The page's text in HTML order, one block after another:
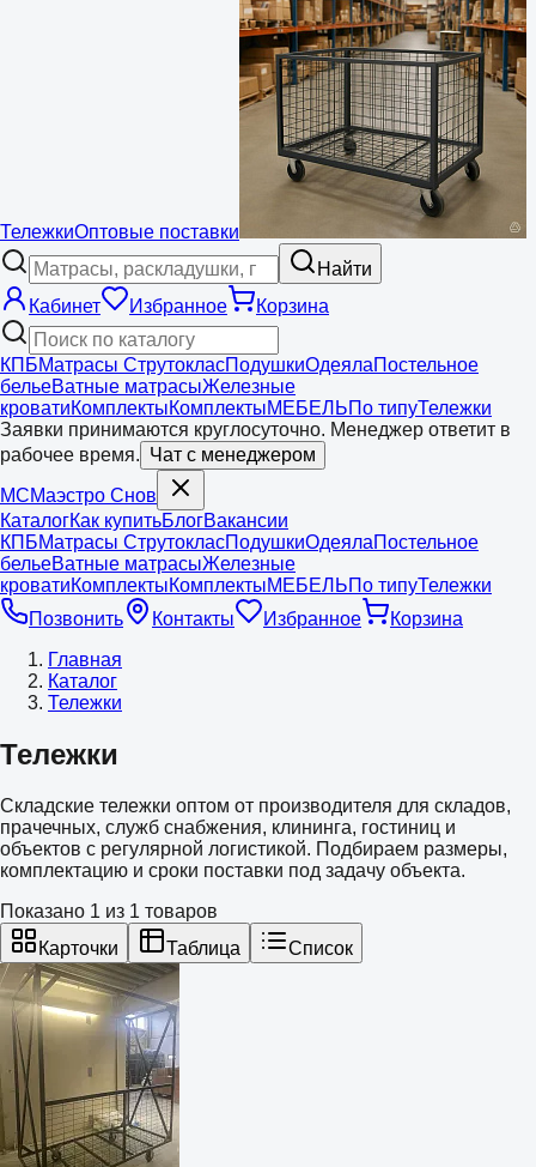
ТележкиОптовые поставки
Найти
Кабинет
Избранное Корзина
КПБМатрасы СтрутокласПодушкиОдеялаПостельное
бельеВатные матрасыЖелезные
кроватиКомплектыКомплектыМЕБЕЛЬПо типуТележки
Заявки принимаются круглосуточно. Менеджер ответит в
рабочее время. Чат с менеджером
МСМаэстро Снов
КаталогКак купитьБлогВакансии
КПБМатрасы СтрутокласПодушкиОдеялаПостельное
бельеВатные матрасыЖелезные
кроватиКомплектыКомплектыМЕБЕЛЬПо типуТележки
Позвонить
Контакты Избранное
Корзина
Главная
Каталог
Тележки
Тележки
Складские тележки оптом от производителя для складов,
прачечных, служб снабжения, клининга, гостиниц и
объектов с регулярной логистикой. Подбираем размеры,
комплектацию и сроки поставки под задачу объекта.
Показано 1 из 1 товаров
Карточки
Таблица Список